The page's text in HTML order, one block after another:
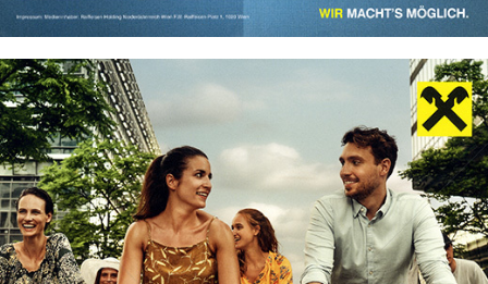
Bild-ID: 74205